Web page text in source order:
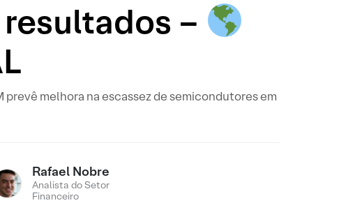
–
melhora na escassez de semicondutores em
Rafael Nobre
Analista do Setor
Financeiro